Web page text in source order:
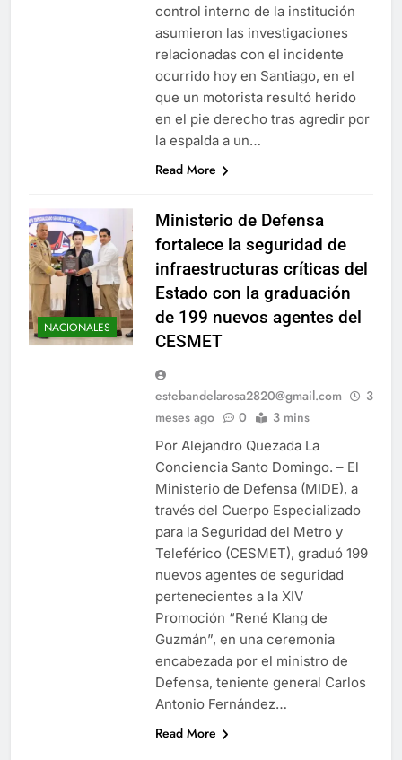
control interno de la institución
asumieron las investigaciones
relacionadas con el incidente
ocurrido hoy en Santiago, en el
que un motorista resultó herido
en el pie derecho tras agredir por
la espalda a un…
Read More
NACIONALES
Ministerio de Defensa
fortalece la seguridad de
infraestructuras críticas del
Estado con la graduación
de 199 nuevos agentes del
CESMET
estebandelarosa2820@gmail.com
3
meses ago
0 3 mins
Por Alejandro Quezada La
Conciencia Santo Domingo. – El
Ministerio de Defensa (MIDE), a
través del Cuerpo Especializado
para la Seguridad del Metro y
Teleférico (CESMET), graduó 199
nuevos agentes de seguridad
pertenecientes a la XIV
Promoción “René Klang de
Guzmán”, en una ceremonia
encabezada por el ministro de
Defensa, teniente general Carlos
Antonio Fernández…
Read More